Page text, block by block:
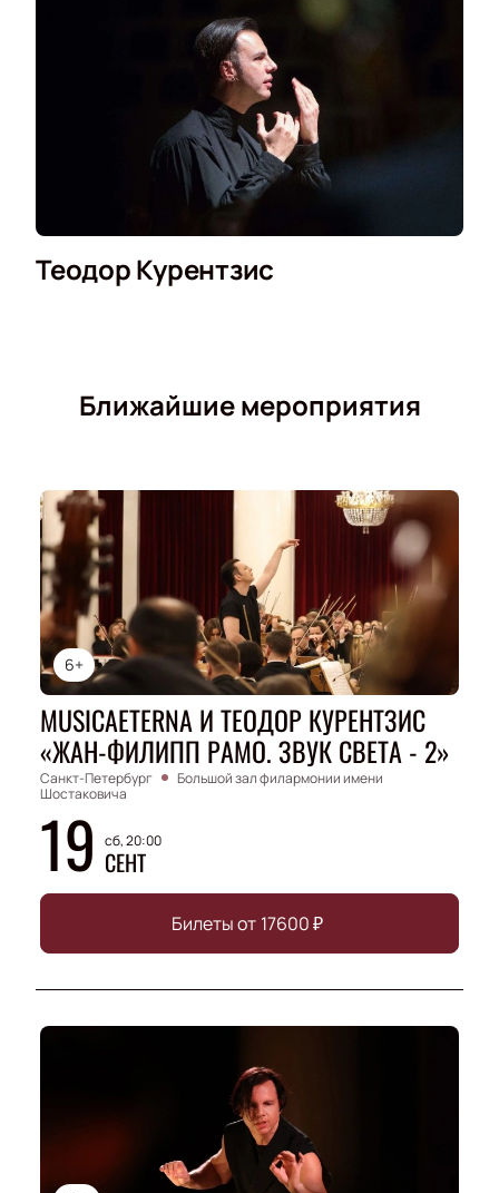
Теодор Курентзис
Ближайшие мероприятия
6+
MUSICAETERNA И ТЕОДОР КУРЕНТЗИС
«ЖАН-ФИЛИПП РАМО. ЗВУК СВЕТА - 2»
Санкт-Петербург
Большой зал филармонии имени
Шостаковича
19 сб, 20:00
СЕНТ
Билеты от 17600₽